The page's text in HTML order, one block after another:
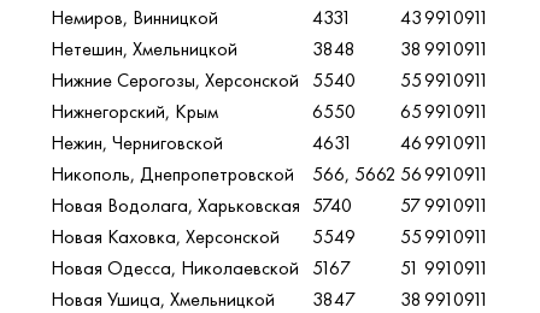
Немиров, Винницкой
4331 439910911
Нетешин, Хмельницкой
3848 389910911
Нижние Серогозы, Херсонской
5540 559910911
Нижнегорский, Крым
6550 659910911
Нежин, Черниговской
4631 469910911
Никополь, Днепропетровской
566, 5662 569910911
Новая Водолага, Харьковская 5740 579910911
Новая Каховка, Херсонской
5549 559910911
Новая Одесса, Николаевской
5167 51 9910911
Новая Ушица, Хмельницкой
3847 389910911